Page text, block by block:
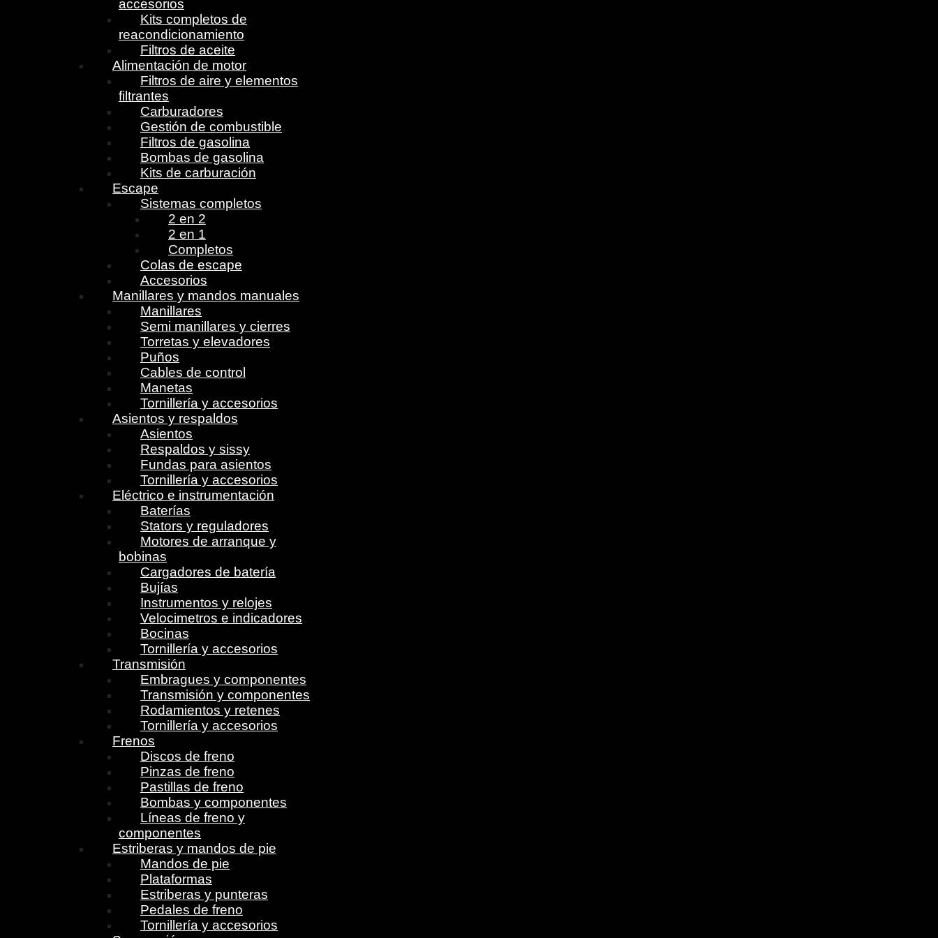
accesorios
Kits completos de
reacondicionamiento
Filtros de aceite
Alimentación de motor
Filtros de aire y elementos
filtrantes
Carburadores
Gestión de combustible
Filtros de gasolina
Bombas de gasolina
Kits de carburación
Escape
Sistemas completos
2 en 2
2 en 1
Completos
Colas de escape
Accesorios
Manillares y mandos manuales
Manillares
Semi manillares y cierres
Torretas y elevadores
Puños
Cables de control
Manetas
Tornillería y accesorios
Asientos y respaldos
Asientos
Respaldos y sissy
Fundas para asientos
Tornillería y accesorios
Eléctrico e instrumentación
Baterías
Stators y reguladores
Motores de arranque y
bobinas
Cargadores de batería
Bujías
Instrumentos y relojes
Velocimetros e indicadores
Bocinas
Tornillería y accesorios
Transmisión
Embragues y componentes
Transmisión y componentes
Rodamientos y retenes
Tornillería y accesorios
Frenos
Discos de freno
Pinzas de freno
Pastillas de freno
Bombas y componentes
Líneas de freno y
componentes
Estriberas y mandos de pie
Mandos de pie
Plataformas
Estriberas y punteras
Pedales de freno
Tornillería y accesorios